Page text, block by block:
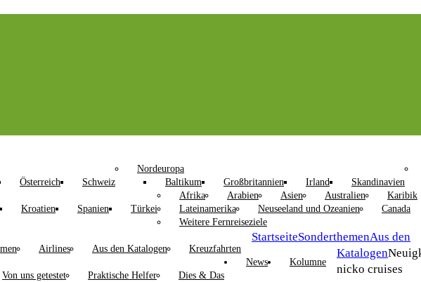
Österreich Schweiz
Nordeuropa
Baltikum
Großbritannien Irland Skandinavien
Kroatien Spanien Türkei
Afrika Arabien Asien Australien
Karibik
Lateinamerika
Neuseeland und Ozeanien
Canada
Weitere Fernreiseziele
Airlines Aus den Katalogen
Kreuzfahrten
Von uns getestet Praktische Helfer Dies & Das
News Kolumne
StartseiteSonderthemenAus den
Katalogen
nicko cruises